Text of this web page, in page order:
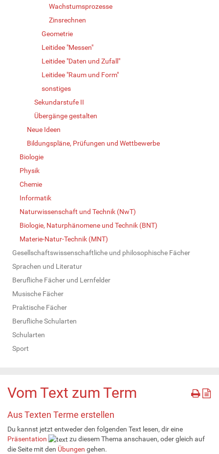
Wachstumsprozesse
Zinsrechnen
Geometrie
Leitidee "Messen"
Leitidee "Daten und Zufall"
Leitidee "Raum und Form"
sonstiges
Sekundarstufe II
Übergänge gestalten
Neue Ideen
Bildungspläne, Prüfungen und Wettbewerbe
Biologie
Physik
Chemie
Informatik
Naturwissenschaft und Technik (NwT)
Biologie, Naturphänomene und Technik (BNT)
Materie-Natur-Technik (MNT)
Gesellschaftswissenschaftliche und philosophische Fächer
Sprachen und Literatur
Berufliche Fächer und Lernfelder
Musische Fächer
Praktische Fächer
Berufliche Schularten
Schularten
Sport
Vom Text zum Term
Aus Texten Terme erstellen
Du kannst jetzt entweder den folgenden Text lesen, dir eine
Präsentation
zu diesem Thema anschauen, oder gleich auf
die Seite mit den Übungen gehen.